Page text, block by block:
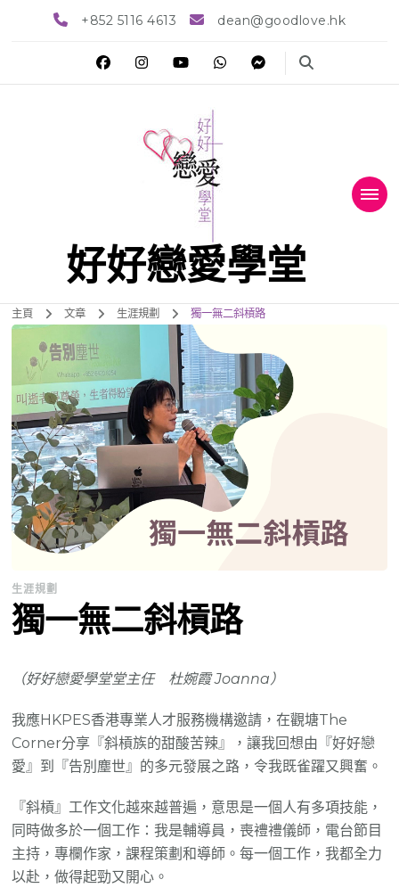
+852 5116 4613 dean@goodlove.hk
好好戀愛學堂
主頁 文章 生涯規劃 獨一無二斜槓路
生涯規劃
獨一無二斜槓路
（好好戀愛學堂堂主任 杜婉霞 Joanna）
我應HKPES香港專業人才服務機構邀請，在觀塘The
Corner分享『斜槓族的甜酸苦辣』，讓我回想由『好好戀
愛』到『告別塵世』的多元發展之路，令我既雀躍又興奮。
『斜槓』工作文化越來越普遍，意思是一個人有多項技能，
同時做多於一個工作：我是輔導員，喪禮禮儀師，電台節目
主持，專欄作家，課程策劃和導師。每一個工作，我都全力
以赴，做得起勁又開心。